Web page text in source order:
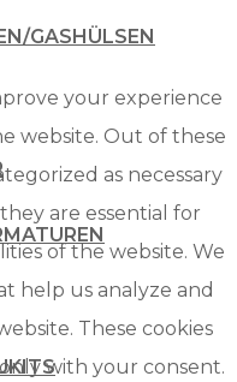
GASHÜLSEN
your experience
website. Out of these
as necessary
are essential for
of the website. We
help us analyze and
These cookies
with your consent.